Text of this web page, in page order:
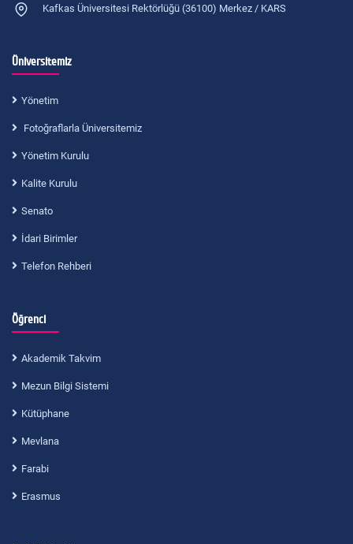
Kafkas Üniversitesi Rektörlüğü (36100) Merkez / KARS
Üniversitemiz
Yönetim
Fotoğraflarla Üniversitemiz
Yönetim Kurulu
Kalite Kurulu
Senato
İdari Birimler
Telefon Rehberi
Öğrenci
Akademik Takvim
Mezun Bilgi Sistemi
Kütüphane
Mevlana
Farabi
Erasmus